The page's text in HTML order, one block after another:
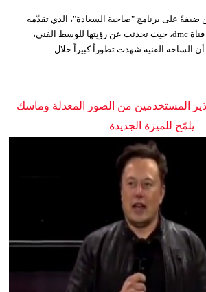
ضيفةً على برنامج "صاحبة السعادة"، الذي تقدّمه
الفنانة إسعاد يونس على قناة dmc، حيث تحدثت عن رؤيتها للوسط الفني،
أن الساحة الفنية شهدت تطوراً كبيراً خلال
المستخدمين من الصور المعدلة وماسك
يلمّح للميزة الجديدة